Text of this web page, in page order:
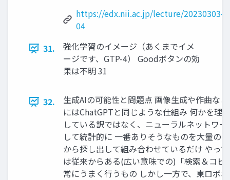
https://edx.nii.ac.jp/lecture/20230303-
04
31.
強化学習のイメージ（あくまでイメ
ージです、GTP-4） Goodボタンの効
果は不明 31
32.
生成AIの可能性と問題点 画像生成や作曲な
にはChatGPTと同じような仕組み 何かを理
している訳ではなく、ニューラルネットワ
して統計的に 一番ありそうなものを大量の
から探し出して組み合わせているだけ やっ
は従来からある(広い意味での)「検索＆コピ
常にうまく行うもの しかし一方で、東ロボ